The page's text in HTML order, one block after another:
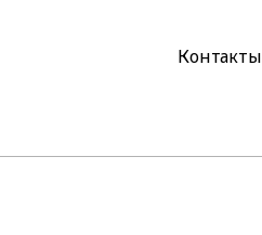
Контакты